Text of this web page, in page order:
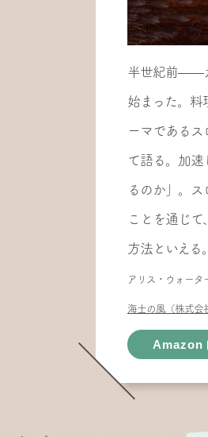
半世紀前——
始まった。料
ーマであるス
て語る。加速
るのか」。
ことを通じ
方法といえる。
アリス・ウォータ
海士の風（株式会
Amazon